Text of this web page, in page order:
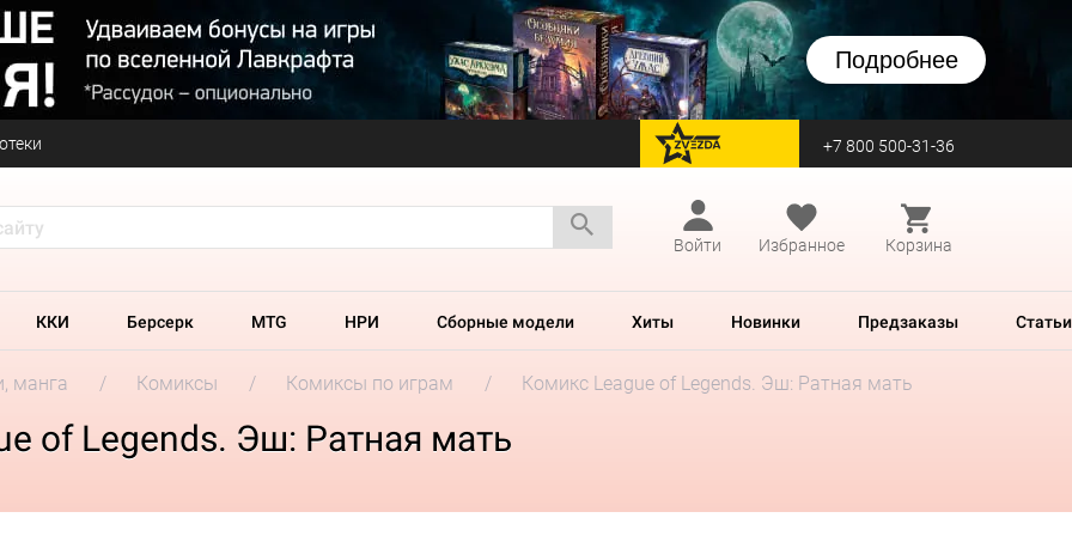
Подробнее
перейти на Zvezda +7 800 500-31-36
Войти Избранное Корзина
ККИ Берсерк MTG НРИ Сборные модели Хиты Новинки Предзаказы Статьи
манга Комиксы Комиксы по играм Комикс League of Legends. Эш: Ратная мать
of Legends. Эш: Ратная мать